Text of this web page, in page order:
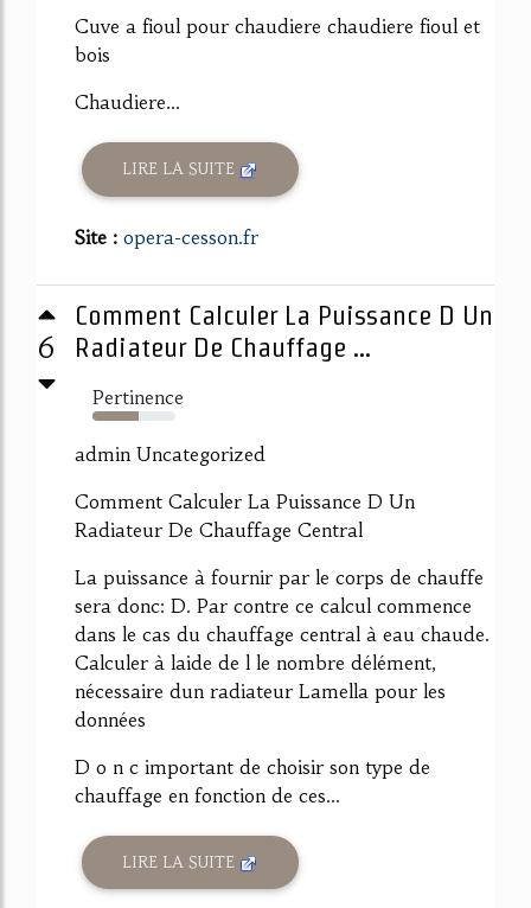
Cuve a fioul pour chaudiere chaudiere fioul et
bois
Chaudiere...
LIRE LA SUITE
Site : opera-cesson.fr
6
Comment Calculer La Puissance D Un
Radiateur De Chauffage ...
Pertinence
55%
admin Uncategorized
Comment Calculer La Puissance D Un
Radiateur De Chauffage Central
La puissance à fournir par le corps de chauffe
sera donc: D. Par contre ce calcul commence
dans le cas du chauffage central à eau chaude.
Calculer à laide de l le nombre délément,
nécessaire dun radiateur Lamella pour les
données
D o n c important de choisir son type de
chauffage en fonction de ces...
LIRE LA SUITE